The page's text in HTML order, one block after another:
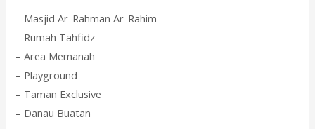
– Masjid Ar-Rahman Ar-Rahim
– Rumah Tahfidz
– Area Memanah
– Playground
– Taman Exclusive
– Danau Buatan